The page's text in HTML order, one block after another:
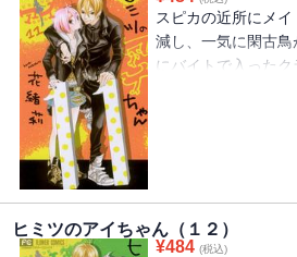
スピカの近所にメ
減し、一気に閑古
にバイトで入った
が！！このメイド
ヒミツのアイちゃん（１２）
¥484 (税込)